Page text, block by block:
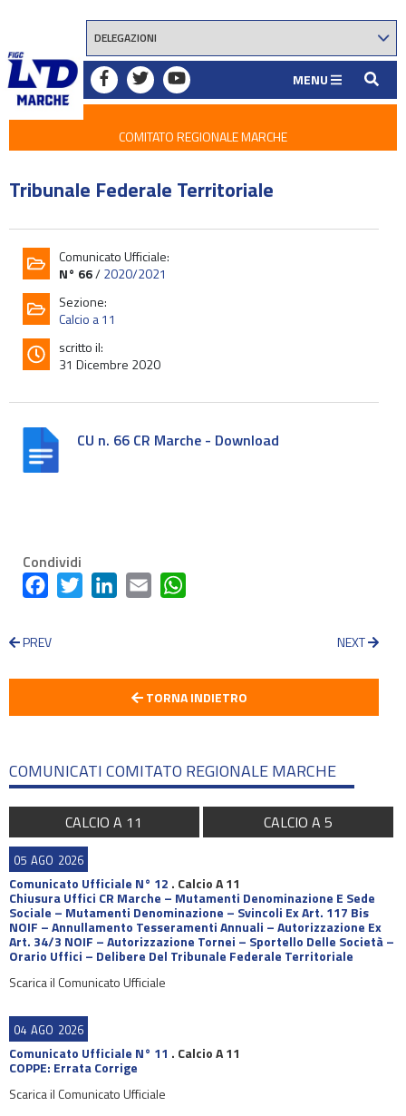
MENU
COMITATO REGIONALE MARCHE
Tribunale Federale Territoriale
Comunicato Ufficiale:
N° 66/2020/2021
Sezione:
Calcio a 11
scritto il:
31 Dicembre 2020
CU n. 66 CR Marche - Download
Condividi
FacebookTwitter LinkedInEmail
PREV NEXT
TORNA INDIETRO
COMUNICATI COMITATO REGIONALE MARCHE
CALCIO A 11 CALCIO A 5
05 AGO 2026
Comunicato Ufficiale N° 12 . Calcio A 11
Chiusura Uffici CR Marche – Mutamenti Denominazione E Sede
Sociale – Mutamenti Denominazione – Svincoli Ex Art. 117 Bis
NOIF – Annullamento Tesseramenti Annuali – Autorizzazione Ex
Art. 34/3 NOIF – Autorizzazione Tornei – Sportello Delle Società –
Orario Uffici – Delibere Del Tribunale Federale Territoriale
Scarica il Comunicato Ufficiale
04 AGO 2026
Comunicato Ufficiale N° 11 . Calcio A 11
COPPE: Errata Corrige
Scarica il Comunicato Ufficiale